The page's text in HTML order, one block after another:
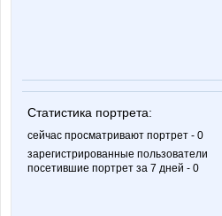
Статистика портрета:
сейчас просматривают портрет - 0
зарегистрированные пользователи
посетившие портрет за 7 дней - 0